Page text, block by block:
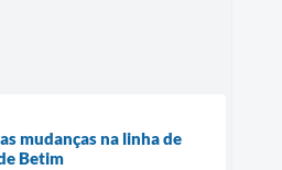
mudanças na linha de
Betim